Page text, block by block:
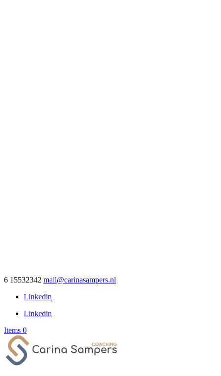
6 15532342 mail@carinasampers.nl
Linkedin
Linkedin
Items 0